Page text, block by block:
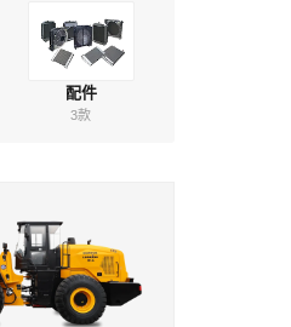
配件
3款